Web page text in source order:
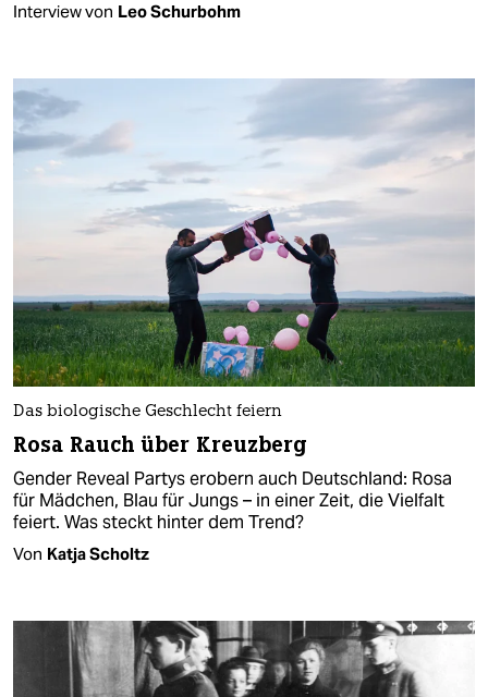
Interview von Leo Schurbohm
Das biologische Geschlecht feiern
Rosa Rauch über Kreuzberg
Gender Reveal Partys erobern auch Deutschland: Rosa
für Mädchen, Blau für Jungs – in einer Zeit, die Vielfalt
feiert. Was steckt hinter dem Trend?
Von Katja Scholtz